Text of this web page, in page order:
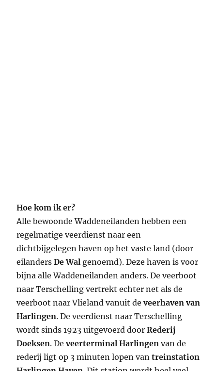
Hoe kom ik er?
Alle bewoonde Waddeneilanden hebben een
regelmatige veerdienst naar een
dichtbijgelegen haven op het vaste land (door
eilandersDe Wal genoemd). Deze haven is voor
bijna alle Waddeneilanden anders. De veerboot
naar Terschelling vertrekt echter net als de
veerboot naar Vlieland vanuit deveerhaven van
Harlingen. De veerdienst naar Terschelling
wordt sinds 1923 uitgevoerd doorRederij
Doeksen. Deveerterminal Harlingen van de
rederij ligt op 3 minuten lopen vantreinstation